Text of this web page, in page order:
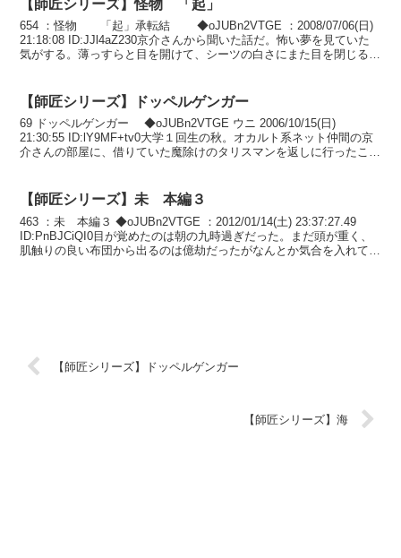
【師匠シリーズ】怪物 「起」
654 ：怪物 「起」承転結 ◆oJUBn2VTGE ：2008/07/06(日)
21:18:08 ID:JJl4aZ230京介さんから聞いた話だ。怖い夢を見ていた
気がする。薄っすらと目を開けて、シーツの白さにまた目を閉じる。
【師匠シリーズ】ドッペルゲンガー
69 ドッペルゲンガー ◆oJUBn2VTGE ウニ 2006/10/15(日)
21:30:55 ID:lY9MF+tv0大学１回生の秋。オカルト系ネット仲間の京
介さんの部屋に、借りていた魔除けのタリスマンを返しに行ったこと
【師匠シリーズ】未 本編３
463 ：未 本編３ ◆oJUBn2VTGE ：2012/01/14(土) 23:37:27.49
ID:PnBJCiQI0目が覚めたのは朝の九時過ぎだった。まだ頭が重く、
肌触りの良い布団から出るのは億劫だったがなんとか気合を入れて起
【師匠シリーズ】ドッペルゲンガー
【師匠シリーズ】海